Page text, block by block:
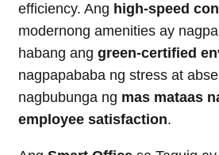
efficiency. Ang high-speed
modernong amenities ay
habang ang green-certified
nagpapababa ng stress at
nagbubunga ng mas mataas
employee satisfaction.